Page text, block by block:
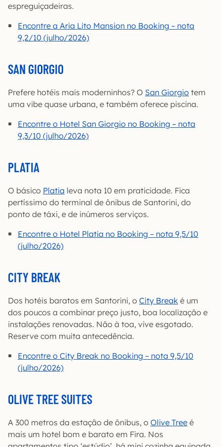
espreguiçadeiras.
Encontre a Aria Lito Mansion no Booking – nota
9,2/10 (julho/2026)
SAN GIORGIO
Prefere hotéis mais moderninhos? O San Giorgio tem
uma vibe quase urbana, e também oferece piscina.
Encontre o Hotel San Giorgio no Booking – nota
9,3/10 (julho/2026)
PLATIA
O básico Platia leva nota 10 em praticidade. Fica
pertíssimo do terminal de ônibus de Santorini, do
ponto de táxi, e de inúmeros serviços.
Encontre o Hotel Platia no Booking – nota 9,5/10
(julho/2026)
CITY BREAK
Dos hotéis baratos em Santorini, o City Break é um
dos poucos a combinar preço justo, boa localização e
instalações renovadas. Não à toa, vive esgotado.
Reserve com muita antecedência.
Encontre o City Break no Booking – nota 9,5/10
(julho/2026)
OLIVE TREE SUITES
A 300 metros da estação de ônibus, o Olive Tree é
mais um hotel bom e barato em Fira. Nos